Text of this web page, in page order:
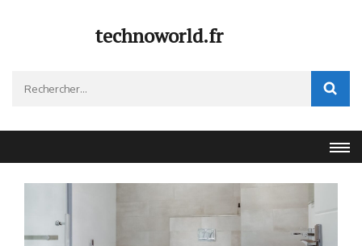
Entrée)
technoworld.fr